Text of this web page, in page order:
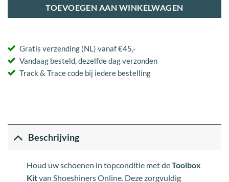
TOEVOEGEN AAN WINKELWAGEN
Gratis verzending (NL) vanaf €45,-
Vandaag besteld, dezelfde dag verzonden
Track & Trace code bij iedere bestelling
Beschrijving
Houd uw schoenen in topconditie met deToolbox
Kitvan Shoeshiners Online. Deze zorgvuldig